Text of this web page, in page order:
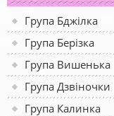
Група Бджілка
Група Берізка
Група Вишенька
Група Дзвіночки
Група Калинка